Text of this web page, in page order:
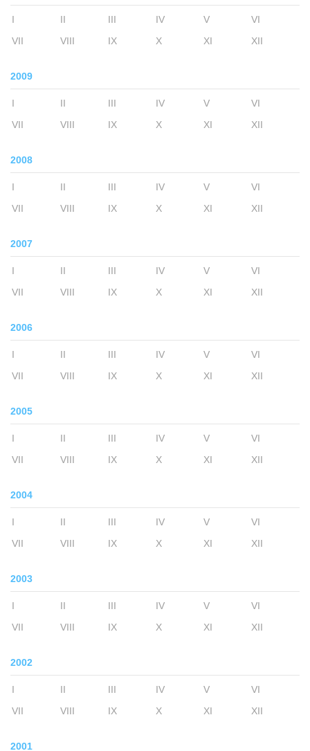
I II III IV V
VI
VII
VIII IX X XI XII
2009
I II III IV V
VI
VII
VIII IX X XI XII
2008
I II III IV V
VI
VII
VIII IX X XI XII
2007
I II III IV V
VI
VII
VIII IX X XI XII
2006
I II III IV V
VI
VII
VIII IX X XI XII
2005
I II III IV V
VI
VII
VIII IX X XI XII
2004
I II III IV V
VI
VII
VIII IX X XI XII
2003
I II III IV V
VI
VII
VIII IX X XI XII
2002
I II III IV V
VI
VII
VIII IX X XI XII
2001